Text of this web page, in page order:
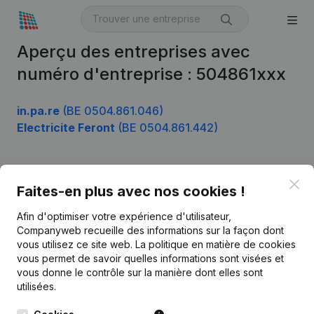
Aperçu des entreprises avec
numéro d'entreprise : 504861xxx
in.pa.re (BE 0504.861.046)
Electricite Feront (BE 0504.861.442)
Faites-en plus avec nos cookies !
Afin d'optimiser votre expérience d'utilisateur,
Companyweb recueille des informations sur la façon dont
vous utilisez ce site web. La politique en matière de cookies
vous permet de savoir quelles informations sont visées et
vous donne le contrôle sur la manière dont elles sont
utilisées.
Français
Kantorenpark Everest
248D,
Monitoring
Recherche internationale